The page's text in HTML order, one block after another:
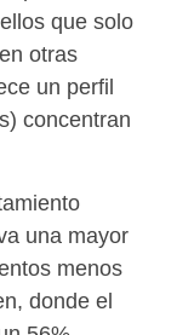
que solo
otras
un perfil
concentran
una mayor
menos
donde el